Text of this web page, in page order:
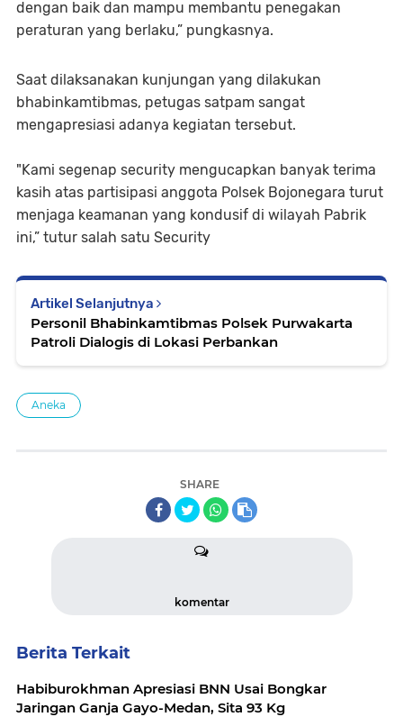
dengan baik dan mampu membantu penegakan
peraturan yang berlaku,” pungkasnya.
Saat dilaksanakan kunjungan yang dilakukan
bhabinkamtibmas, petugas satpam sangat
mengapresiasi adanya kegiatan tersebut.
"Kami segenap security mengucapkan banyak terima
kasih atas partisipasi anggota Polsek Bojonegara turut
menjaga keamanan yang kondusif di wilayah Pabrik
ini,” tutur salah satu Security
Artikel Selanjutnya
Personil Bhabinkamtibmas Polsek Purwakarta
Patroli Dialogis di Lokasi Perbankan
Aneka
SHARE
komentar
Berita Terkait
Habiburokhman Apresiasi BNN Usai Bongkar
Jaringan Ganja Gayo-Medan, Sita 93 Kg